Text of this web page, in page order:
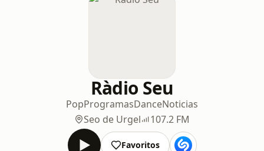
Ràdio Seu
PopProgramasDanceNoticias
Seo de Urgel
107.2 FM
Favoritos